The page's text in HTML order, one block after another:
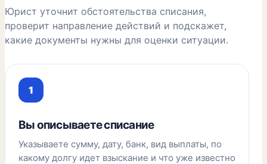
Юрист уточнит обстоятельства списания,
проверит направление действий и подскажет,
какие документы нужны для оценки ситуации.
Вы описываете списание
Указываете сумму, дату, банк, вид выплаты, по
какому долгу идет взыскание и что уже известно